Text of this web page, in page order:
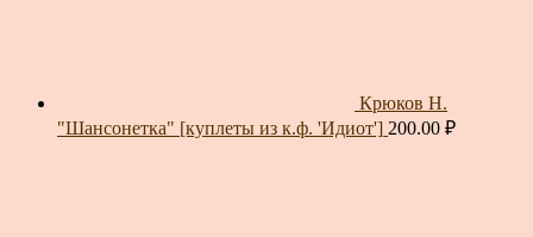
Крюков Н.
"Шансонетка" [куплеты из к.ф. 'Идиот'] 200.00 ₽